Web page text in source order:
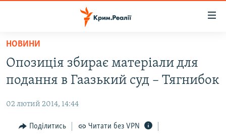
Перейти
основного
матеріалу
до
навігації
ВОДА.КРИМ
ПОЛІТИКА
БЛОГИ
НОВИНИ
Опозиція збирає матеріали для
подання в Гаазький суд – Тягнибок
02 лютий 2014, 14:44
Поділитись Читати без VPN